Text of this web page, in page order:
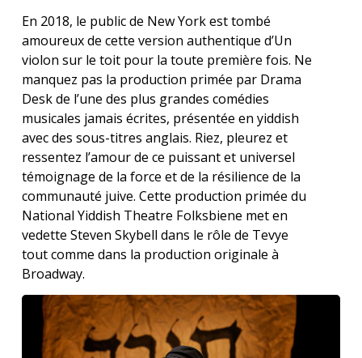
En 2018, le public de New York est tombé
amoureux de cette version authentique d’Un
violon sur le toit pour la toute première fois. Ne
manquez pas la production primée par Drama
Desk de l’une des plus grandes comédies
musicales jamais écrites, présentée en yiddish
avec des sous-titres anglais. Riez, pleurez et
ressentez l’amour de ce puissant et universel
témoignage de la force et de la résilience de la
communauté juive. Cette production primée du
National Yiddish Theatre Folksbiene met en
vedette Steven Skybell dans le rôle de Tevye
tout comme dans la production originale à
Broadway.